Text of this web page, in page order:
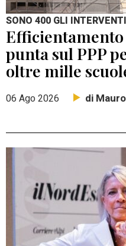
SONO 400 GLI
punta sul PPP
oltre mille
06 Ago 2026 di